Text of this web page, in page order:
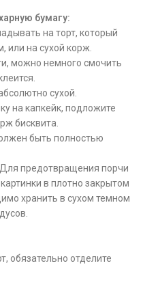
бумагу:
на торт, который
или на сухой корж.
можно немного смочить
сухой.
на капкейк, подложите
бисквита.
быть полностью
предотвращения порчи
в плотно закрытом
хранить в сухом темном
обязательно отделите